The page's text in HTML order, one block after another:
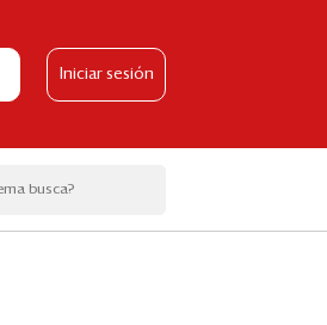
Iniciar sesión